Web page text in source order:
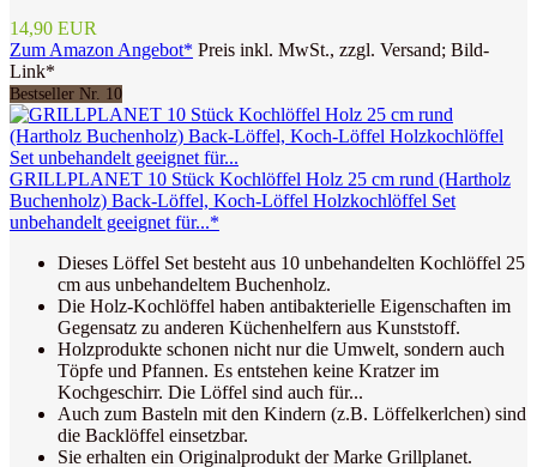
14,90 EUR
Zum Amazon Angebot* Preis inkl. MwSt., zzgl. Versand; Bild-
Link*
Bestseller Nr. 10
GRILLPLANET 10 Stück Kochlöffel Holz 25 cm rund (Hartholz
Buchenholz) Back-Löffel, Koch-Löffel Holzkochlöffel Set
unbehandelt geeignet für...*
Dieses Löffel Set besteht aus 10 unbehandelten Kochlöffel 25
cm aus unbehandeltem Buchenholz.
Die Holz-Kochlöffel haben antibakterielle Eigenschaften im
Gegensatz zu anderen Küchenhelfern aus Kunststoff.
Holzprodukte schonen nicht nur die Umwelt, sondern auch
Töpfe und Pfannen. Es entstehen keine Kratzer im
Kochgeschirr. Die Löffel sind auch für...
Auch zum Basteln mit den Kindern (z.B. Löffelkerlchen) sind
die Backlöffel einsetzbar.
Sie erhalten ein Originalprodukt der Marke Grillplanet.